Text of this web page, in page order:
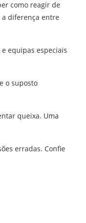
como reagir de
diferença entre
equipas especiais
o suposto
queixa. Uma
erradas. Confie